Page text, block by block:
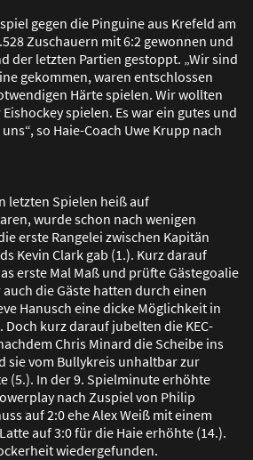
gegen die Pinguine aus Krefeld am
Zuschauern mit 6:2 gewonnen und
der letzten Partien gestoppt. „Wir sind
gekommen, waren entschlossen
Härte spielen. Wir wollten
spielen. Es war ein gutes und
so Haie-Coach Uwe Krupp nach
letzten Spielen heißauf
wurde schon nach wenigen
erste Rangelei zwischen Kapitän
Kevin Clark gab (1.). Kurz darauf
erste Mal Maß und prüfte Gästegoalie
auch die Gäste hatten durch einen
Hanusch eine dicke Möglichkeit in
Doch kurz darauf jubelten die KEC-
Chris Minard die Scheibe ins
sie vom Bullykreis unhaltbar zur
(5.). In der 9. Spielminute erhöhte
nach Zuspiel von Philip
auf 2:0 ehe Alex Weiß mit einem
auf 3:0 für die Haie erhöhte (14.).
wiedergefunden.